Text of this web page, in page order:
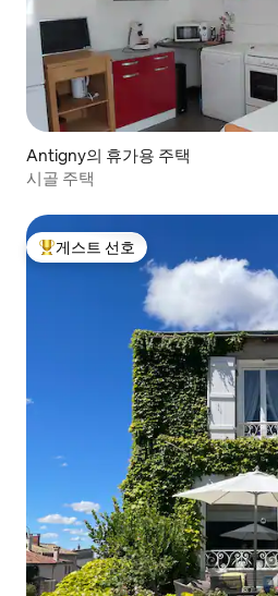
Antigny의 휴가용 주택
시골 주택
상위 게스트 선호
게스트 선호